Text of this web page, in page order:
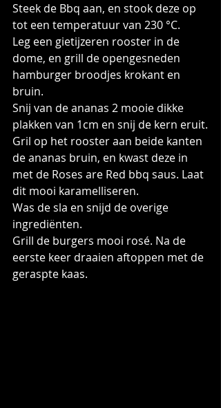
Steek de Bbq aan, en stook deze op
tot een temperatuur van 230 °C.
Leg een gietijzeren rooster in de
dome, en grill de opengesneden
hamburger broodjes krokant en
bruin.
Snij van de ananas 2 mooie dikke
plakken van 1cm en snij de kern eruit.
Gril op het rooster aan beide kanten
de ananas bruin, en kwast deze in
met de Roses are Red bbq saus. Laat
dit mooi karamelliseren.
Was de sla en snijd de overige
ingrediënten.
Grill de burgers mooi rosé. Na de
eerste keer draaien aftoppen met de
geraspte kaas.